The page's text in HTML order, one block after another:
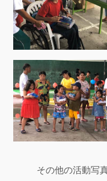
その他の活動写